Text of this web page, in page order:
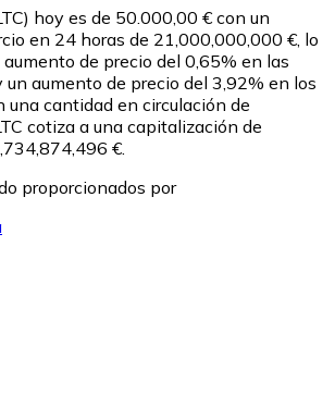
hoy es de 50.000,00 € con un
en 24 horas de 21,000,000,000 €, lo
de precio del 0,65% en las
aumento de precio del 3,92% en los
una cantidad en circulación de
cotiza a una capitalización de
€.
proporcionados por